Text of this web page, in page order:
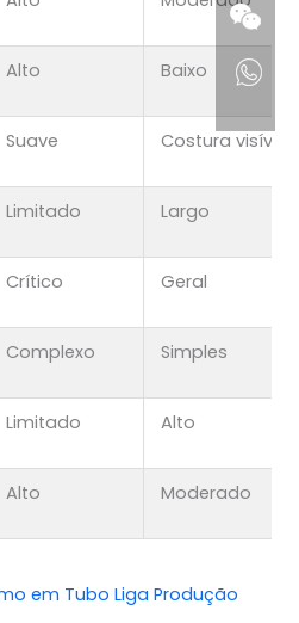
Alto Baixo
Suave Costura visível
Limitado Largo
Crítico Geral
Complexo Simples
Limitado Alto
Alto Moderado
em Tubo Liga Produção